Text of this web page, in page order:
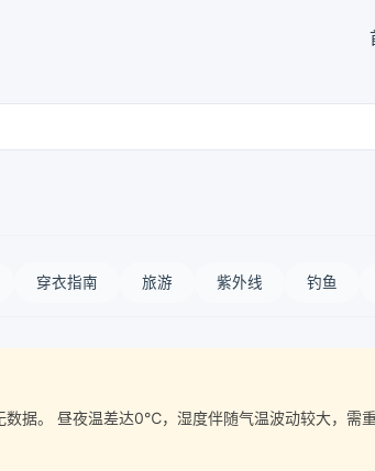
穿衣指南 旅游 紫外线 钓鱼
据。 昼夜温差达0℃，湿度伴随气温波动较大，需重